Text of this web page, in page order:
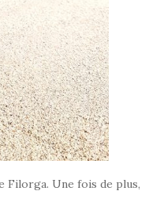
Filorga. Une fois de plus,